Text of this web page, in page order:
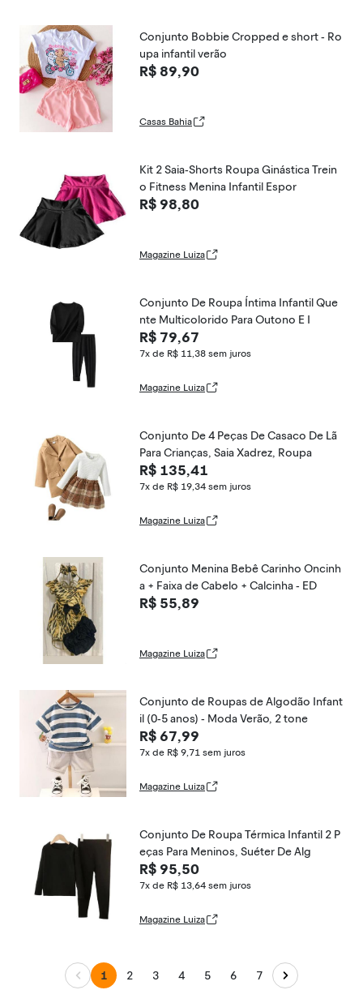
Conjunto Bobbie Cropped e short - Ro
upa infantil verão
R$ 89,90
Casas Bahia
Kit 2 Saia-Shorts Roupa Ginástica Trein
o Fitness Menina Infantil Espor
R$ 98,80
Magazine Luiza
Conjunto De Roupa Íntima Infantil Que
nte Multicolorido Para Outono E I
R$ 79,67
7x de R$ 11,38 sem juros
Magazine Luiza
Conjunto De 4 Peças De Casaco De Lã
Para Crianças, Saia Xadrez, Roupa
R$ 135,41
7x de R$ 19,34 sem juros
Magazine Luiza
Conjunto Menina Bebê Carinho Oncinh
a + Faixa de Cabelo + Calcinha - ED
R$ 55,89
Magazine Luiza
Conjunto de Roupas de Algodão Infant
il (0-5 anos) - Moda Verão, 2 tone
R$ 67,99
7x de R$ 9,71 sem juros
Magazine Luiza
Conjunto De Roupa Térmica Infantil 2 P
eças Para Meninos, Suéter De Alg
R$ 95,50
7x de R$ 13,64 sem juros
Magazine Luiza
1 2 3 4 5 6 7